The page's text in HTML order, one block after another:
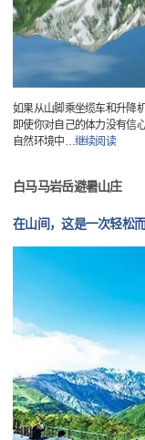
如果从山脚乘坐缆车和升降
即使你对自己的体力没有信
自然环境中…继续阅读
白马马岩岳避暑山庄
在山间，这是一次轻松